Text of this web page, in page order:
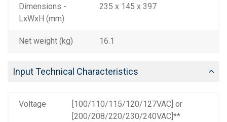
Dimensions -
LxWxH (mm)
235 x 145 x 397
Net weight (kg) 16.1
Input Technical Characteristics
Voltage
[100/110/115/120/127VAC] or
[200/208/220/230/240VAC]**